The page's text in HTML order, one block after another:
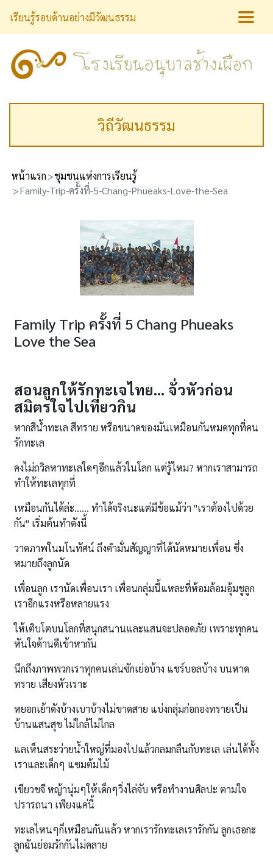
เรียนรู้รอบด้านอย่างมีวัฒนธรรม
วิถีวัฒนธรรม
หน้าแรก
ชุมชนแห่งการเรียนรู้
Family-Trip-ครั้งที่-5-Chang-Phueaks-Love-the-Sea
Family Trip ครั้งที่ 5 Chang Phueaks
Love the Sea
สอนลูกให้รักทะเจไทย... จั่วหัวก่อน
สมิตรใจไปเที่ยวกิน
หากสีน้ำทะเล สีทราย หรือขนาดของมันเหมือนกันหมดทุกที่คน
รักทะเล
คงไม่ถวิลหาทะเลใดๆอีกแล้วในโลก แต่รู้ไหม? หากเราสามารถ
ทำให้ทะเลทุกที่
เหมือนกันได้ล่ะ...... ทำได้จริงนะแต่มีข้อแม้ว่า "เราต้องไปด้วย
กัน" เริ่มต้นทำดังนี้
วาดภาพในมโนทัศน์ ถึงคำมั่นสัญญาที่ได้นัดหมายเพื่อน ซึ่ง
หมายถึงลูกนัด
เพื่อนลูก เรานัดเพื่อนเรา เพื่อนกลุ่มนี้แหละที่ห้อมล้อมอุ้มชูลูก
เราอีกแรงหรือหลายแรง
ให้เติบโตบนโลกที่สนุกสนานและแสนจะปลอดภัย เพราะทุกคน
หันใจด้านดีเข้าหากัน
นึกถึงภาพพวกเราทุกคนเล่นซักเย่อบ้าง แชร์บอลบ้าง บนหาด
ทราย เสียงหัวเราะ
หยอกเย้าดังบ้างเบาบ้างไม่ขาดสาย แบ่งกลุ่มก่อกองทรายเป็น
บ้านแสนสุข ไม่ใกล้ไม่ไกล
แลเห็นสระว่ายน้ำใหญ่ที่มองไปแล้วกลมกลืนกับทะเล เล่นได้ทั้ง
เราและเด็กๆ แซมต้มไม้
เขียวขจี หญ้านุ่มๆให้เด็กๆวิ่งไล่จับ หรือทำงานศิลปะ ตามใจ
ปรารถนา เพียงแค่นี้
ทะเลไหนๆก็เหมือนกันแล้ว หากเรารักทะเลเรารักกัน ลูกเธอกะ
ลูกฉันย่อมรักกันไม่คลาย